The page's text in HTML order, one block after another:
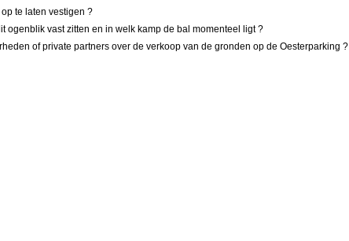
te laten vestigen ?
ogenblik vast zitten en in welk kamp de bal momenteel ligt ?
of private partners over de verkoop van de gronden op de Oesterparking ?